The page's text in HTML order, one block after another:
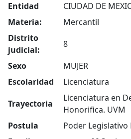
Entidad
CIUDAD DE
Materia:
Mercantil
Distrito
judicial:
8
Sexo
MUJER
Escolaridad
Licenciatura
Trayectoria
Licenciatura en
Honorifica. UVM
Postula
Poder Legislativo